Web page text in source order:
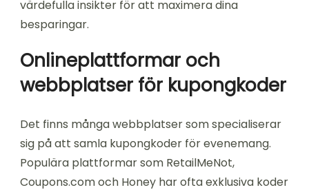
värdefulla insikter för att maximera dina
besparingar.
Onlineplattformar och
webbplatser för kupongkoder
Det finns många webbplatser som specialiserar
sig på att samla kupongkoder för evenemang.
Populära plattformar som RetailMeNot,
Coupons.com och Honey har ofta exklusiva koder